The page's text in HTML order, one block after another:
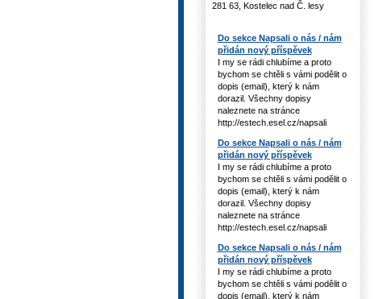
281 63, Kostelec nad Č. lesy
Do sekce Napsali o nás / nám
přidán nový příspěvek
I my se rádi chlubíme a proto
bychom se chtěli s vámi podělit o
dopis (email), který k nám
dorazil. Všechny dopisy
naleznete na stránce
http://estech.esel.cz/napsali
Do sekce Napsali o nás / nám
přidán nový příspěvek
I my se rádi chlubíme a proto
bychom se chtěli s vámi podělit o
dopis (email), který k nám
dorazil. Všechny dopisy
naleznete na stránce
http://estech.esel.cz/napsali
Do sekce Napsali o nás / nám
přidán nový příspěvek
I my se rádi chlubíme a proto
bychom se chtěli s vámi podělit o
dopis (email), který k nám